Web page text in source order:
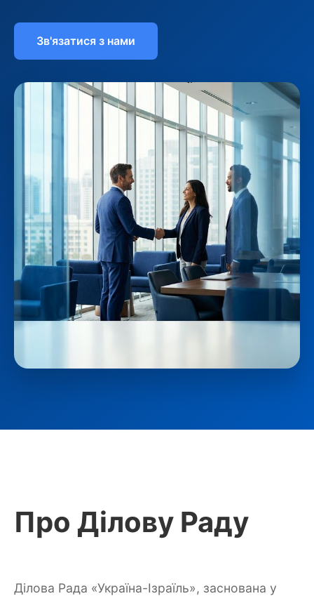
Зв'язатися з нами
Про Ділову Раду
Ділова Рада «Україна-Ізраїль», заснована у